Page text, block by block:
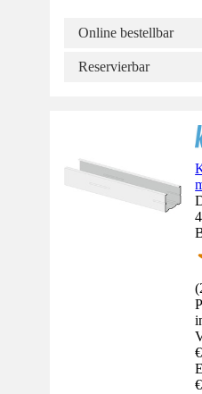
Online bestellbar
Reservierbar
(
€
€